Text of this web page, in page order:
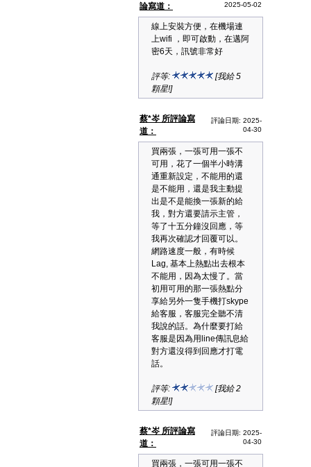
論寫道：
2025-05-02
線上安裝方便，在機場連
上wifi ，即可啟動，在邁阿
密6天，訊號非常好
評等:
[我給 5
顆星!]
蔡*岑 所評論寫
道：
評論日期: 2025-
04-30
買兩張，一張可用一張不
可用，花了一個半小時溝
通重新設定，不能用的還
是不能用，還是我主動提
出是不是能換一張新的給
我，對方還要請示主管，
等了十五分鐘沒回應，等
我再次確認才回覆可以。
網路速度一般，有時候
Lag, 基本上熱點出去根本
不能用，因為太慢了。當
初用可用的那一張熱點分
享給另外一隻手機打skype
給客服，客服完全聽不清
我說的話。為什麼要打給
客服是因為用line傳訊息給
對方還沒得到回應才打電
話。
評等:
[我給 2
顆星!]
蔡*岑 所評論寫
道：
評論日期: 2025-
04-30
買兩張，一張可用一張不